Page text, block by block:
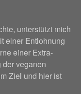
unterstützt mich
einer Entlohnung
einer Extra-
veganen
Ziel und hier ist